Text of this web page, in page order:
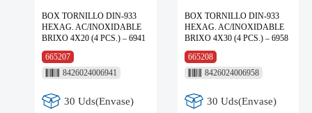
BOX TORNILLO DIN-933
HEXAG. AC/INOXIDABLE
BRIXO 4X20 (4 PCS.) – 6941
665207
8426024006941
30 Uds(Envase)
BOX TORNILLO DIN-933
HEXAG. AC/INOXIDABLE
BRIXO 4X30 (4 PCS.) – 6958
665208
8426024006958
30 Uds(Envase)